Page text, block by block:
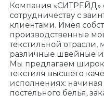
Компания «СИТРЕЙД»
сотрудничеству с
клиентами. Имея
производственные
текстильной
различные швейные
Мы предлагаем
текстиля высшего
исполнениях:
постельного белья,